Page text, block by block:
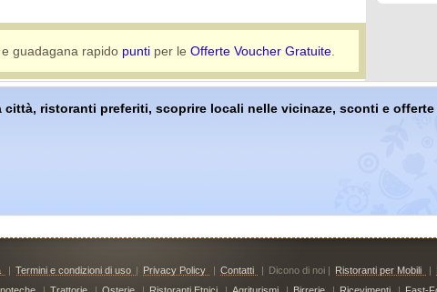
e guadagana rapido puntiper le Offerte Voucher Gratuite.
città, ristoranti preferiti, scoprire locali nelle vicinaze, sconti e offerte
| Termini e condizioni di uso | Privacy Policy | Contatti | Dicono di noi | Ristoranti per Mobili |